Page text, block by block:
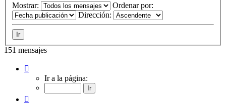
Mostrar:
Ordenar por:
Dirección:
151 mensajes
15
Ir a la página: